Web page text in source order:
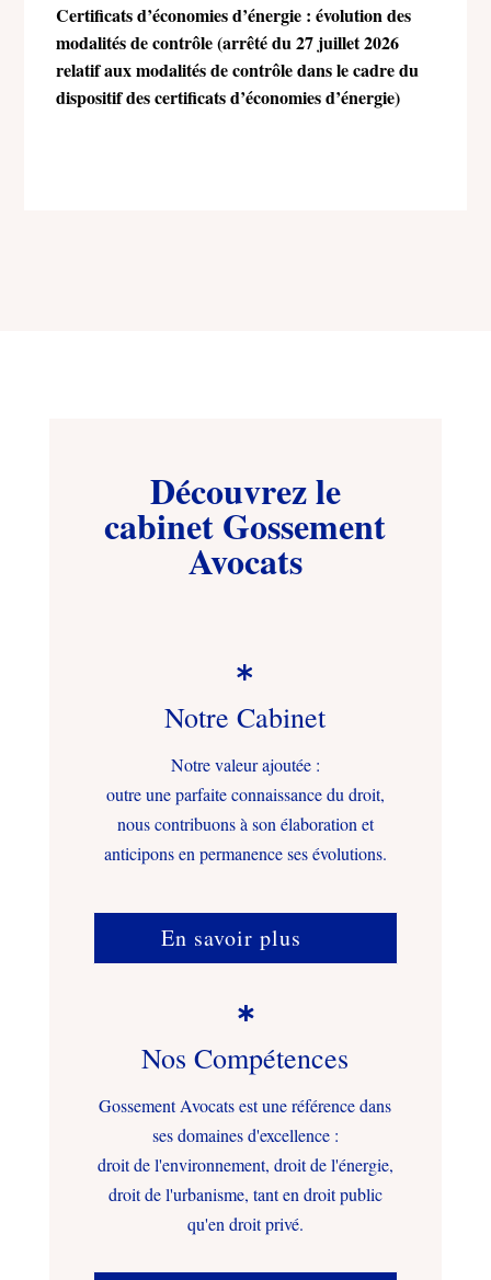
Certificats d’économies d’énergie : évolution des
modalités de contrôle (arrêté du 27 juillet 2026
relatif aux modalités de contrôle dans le cadre du
dispositif des certificats d’économies d’énergie)
Découvrez le
cabinet Gossement
Avocats

Notre Cabinet
Notre valeur ajoutée :
outre une parfaite connaissance du droit,
nous contribuons à son élaboration et
anticipons en permanence ses évolutions.
En savoir plus

Nos Compétences
Gossement Avocats est une référence dans
ses domaines d'excellence :
droit de l'environnement, droit de l'énergie,
droit de l'urbanisme, tant en droit public
qu'en droit privé.